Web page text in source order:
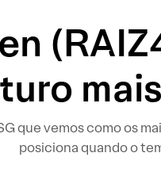
vemos como os
posiciona quando o